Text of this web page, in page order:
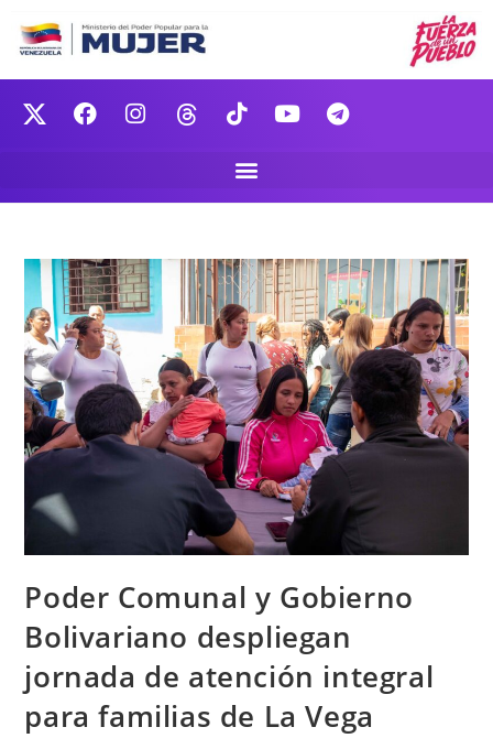
Poder Comunal y Gobierno
Bolivariano despliegan
jornada de atención integral
para familias de La Vega